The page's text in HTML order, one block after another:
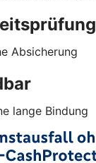
Absicherung
lange Bindung